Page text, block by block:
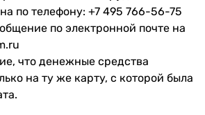
по телефону: +7 495 766-56-75
по электронной почте на
что денежные средства
на ту же карту, с которой была